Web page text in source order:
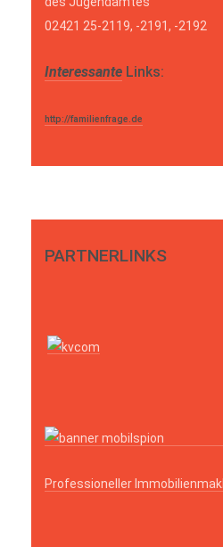
02421 25-2119, -2191, -2192
Interessante Links:
http://familienfrage.de
PARTNERLINKS
Professioneller